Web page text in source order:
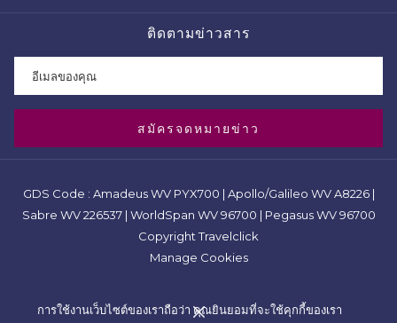
การใช้งานเว็บไซต์ของเราถือว่า คุณยินยอมที่จะใช้คุกกี้ของเรา
ติดตามข่าวสาร
สมัครจดหมายข่าว
GDS Code : Amadeus WV PYX700 | Apollo/Galileo WV A8226 |
Sabre WV 226537 | WorldSpan WV 96700 | Pegasus WV 96700
Copyright Travelclick
Manage Cookies